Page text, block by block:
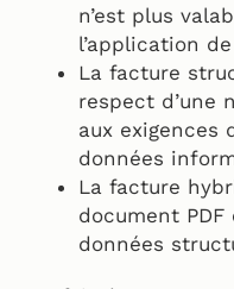
n’est plus
l’application
La facture
respect d’une
aux exigences
données
La facture
document
données